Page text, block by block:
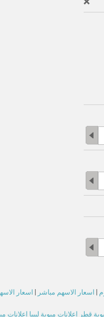
اسعار الاسهم مباشر اسعار
قطر اعلانات مبوبة ليبيا اعلانات